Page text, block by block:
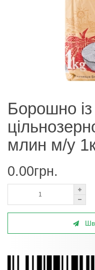
Борошно
млин м/у
0.00грн.